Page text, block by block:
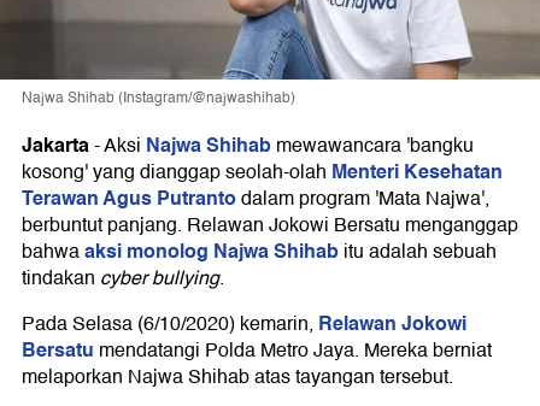
Najwa Shihab (Instagram/@najwashihab)
Jakarta-Aksi Najwa Shihabmewawancara 'bangku
kosong' yang dianggap seolah-olah Menteri Kesehatan
Terawan Agus Putrantodalam program 'Mata Najwa',
berbuntut panjang. Relawan Jokowi Bersatu menganggap
bahwaaksi monolog Najwa Shihabitu adalah sebuah
tindakan cyber bullying.
Pada Selasa (6/10/2020) kemarin, Relawan Jokowi
Bersatu mendatangi Polda Metro Jaya. Mereka berniat
melaporkan Najwa Shihab atas tayangan tersebut.